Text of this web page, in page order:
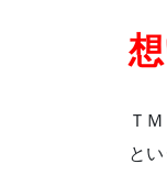
Ｔ
と